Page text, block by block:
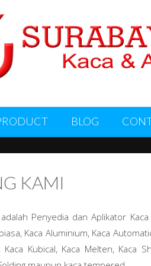
BLOG
FREE
THEME,
KAMI
Penyedia dan Aplikator
Kaca Aluminium, Kaca
Kaca Kubical, Kaca Melten, Kaca